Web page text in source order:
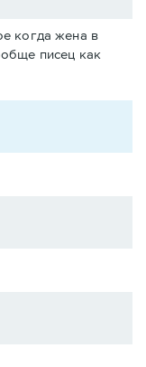
когда жена в
писец как